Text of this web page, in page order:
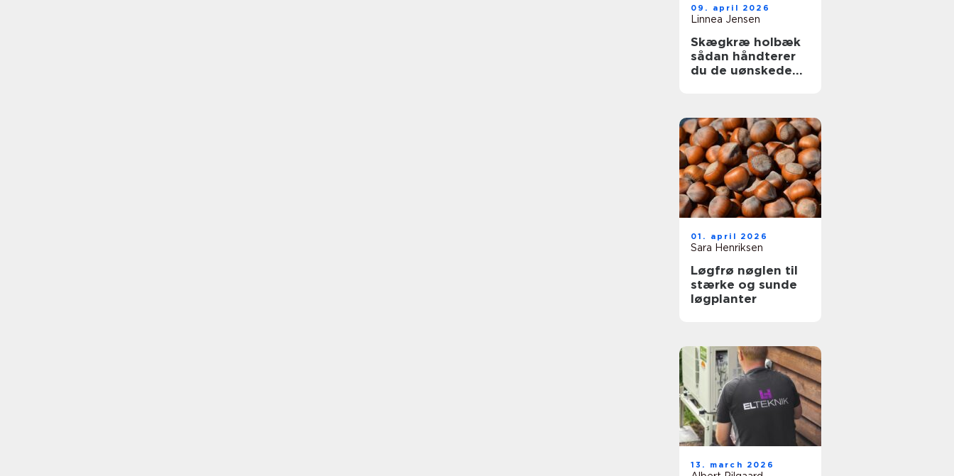
09. april 2026
Linnea Jensen
Skægkræ holbæk
sådan håndterer
du de uønskede
01. april 2026
Sara Henriksen
Løgfrø nøglen til
stærke og sunde
løgplanter
13. march 2026